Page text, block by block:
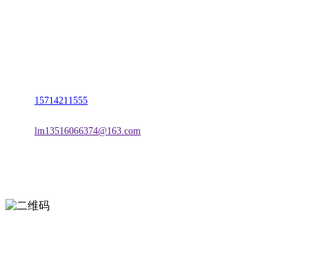
15714211555
lm13516066374@163.com